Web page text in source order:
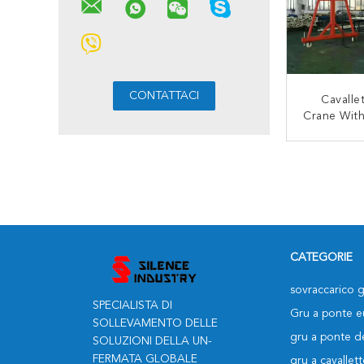
Crane
SPECIALISTA DI
SOLLEVAMENTO DELLE
SOLUZIONI DELLA UN-
FERMATA GLOBALE
CATEGORIE
sovraccarico
Gru a ponte
gru a ponte
gru a